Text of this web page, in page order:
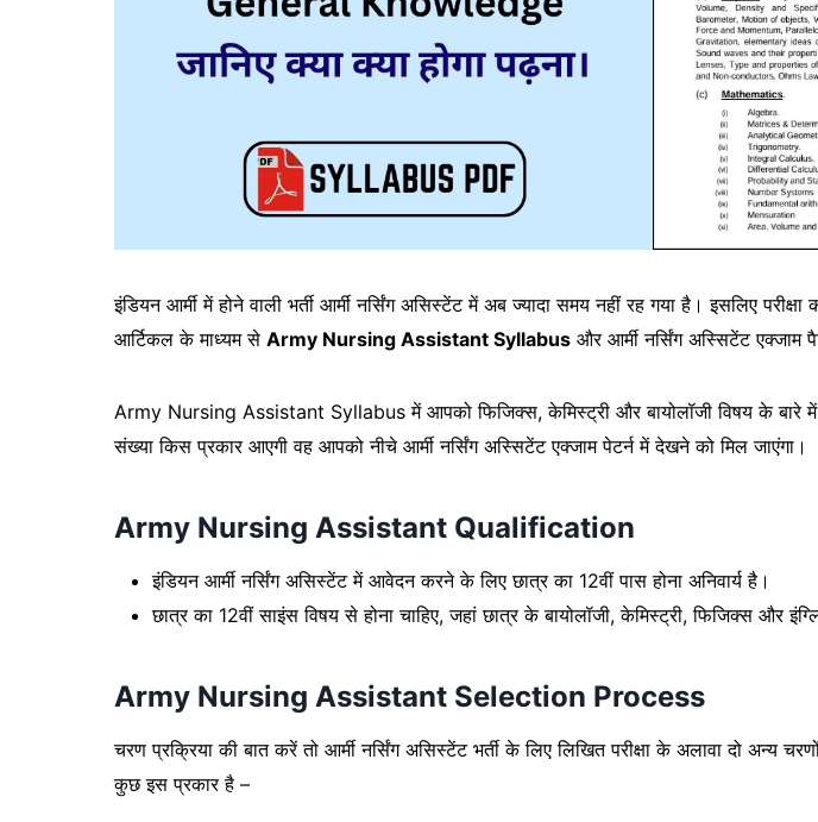
इंडियन आर्मी में होने वाली भर्ती आर्मी नर्सिंग असिस्टेंट में अब ज्यादा समय नहीं रह गया है। इसलिए
आर्टिकल के माध्यम से Army Nursing Assistant Syllabus और आर्मी नर्सिंग अस्सिटेंट एक्जाम
Army Nursing Assistant Syllabus में आपको फिजिक्स, केमिस्ट्री और बायोलॉजी विषय के बारे में
संख्या किस प्रकार आएगी वह आपको नीचे आर्मी नर्सिंग अस्सिटेंट एक्जाम पेटर्न में देखने को मिल जाएंगा।
Army Nursing Assistant Qualification
इंडियन आर्मी नर्सिंग असिस्टेंट में आवेदन करने के लिए छात्र का 12वीं पास होना अनिवार्य है।
छात्र का 12वीं साइंस विषय से होना चाहिए, जहां छात्र के बायोलॉजी, केमिस्ट्री, फिजिक्स और
Army Nursing Assistant Selection Process
चरण प्रक्रिया की बात करें तो आर्मी नर्सिंग असिस्टेंट भर्ती के लिए लिखित परीक्षा के अलावा दो अन्य
कुछ इस प्रकार है –